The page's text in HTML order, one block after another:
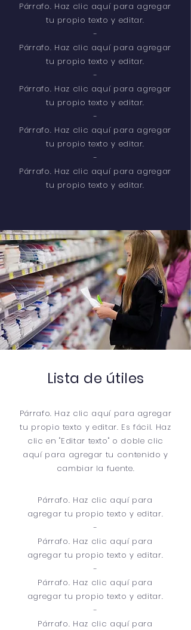
Párrafo. Haz clic aquí para agregar
tu propio texto y editar.
-
Párrafo. Haz clic aquí para agregar
tu propio texto y editar.
-
Párrafo. Haz clic aquí para agregar
tu propio texto y editar.
-
Párrafo. Haz clic aquí para agregar
tu propio texto y editar.
-
Párrafo. Haz clic aquí para agregar
tu propio texto y editar.
Lista de útiles
Párrafo. Haz clic aquí para agregar
tu propio texto y editar. Es fácil. Haz
clic en "Editar texto" o doble clic
aquí para agregar tu contenido y
cambiar la fuente.
Párrafo. Haz clic aquí para
agregar tu propio texto y editar.
-
Párrafo. Haz clic aquí para
agregar tu propio texto y editar.
-
Párrafo. Haz clic aquí para
agregar tu propio texto y editar.
-
Párrafo. Haz clic aquí para